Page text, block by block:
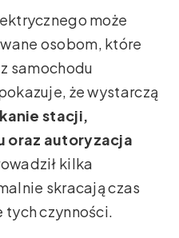
może
osobom, które
samochodu
że wystarczą
stacji,
oraz autoryzacja
kilka
skracają czas
tych czynności.